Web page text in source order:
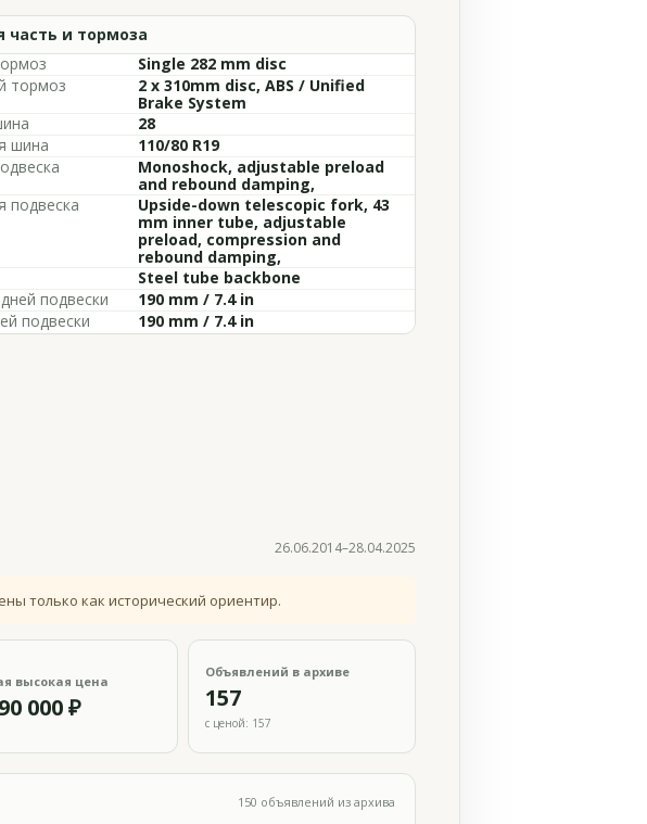
часть и тормоза
Single 282 mm disc
тормоз
2 x 310mm disc, ABS / Unified
Brake System
28
шина
110/80 R19
Monoshock, adjustable preload
and rebound damping,
подвеска
Upside-down telescopic fork, 43
mm inner tube, adjustable
preload, compression and
rebound damping,
Steel tube backbone
подвески
190 mm / 7.4 in
подвески
190 mm / 7.4 in
26.06.2014–28.04.2025
только как исторический ориентир.
высокая цена
000 ₽
Объявлений в архиве
157
с ценой: 157
150 объявлений из архива